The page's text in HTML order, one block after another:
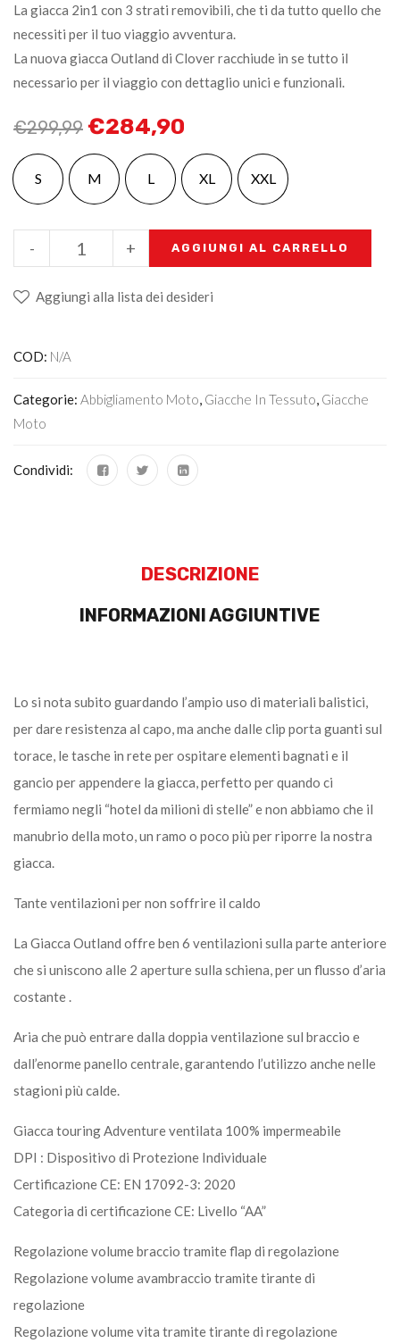
La giacca 2in1 con 3 strati removibili, che ti da tutto quello che
necessiti per il tuo viaggio avventura.
La nuova giacca Outland di Clover racchiude in se tutto il
necessario per il viaggio con dettaglio unici e funzionali.
€299,99 €284,90
S M L XL XXL
+
- AGGIUNGI AL CARRELLO
Aggiungi alla lista dei desideri
COD: N/A
Categorie: Abbigliamento Moto, Giacche In Tessuto, Giacche
Moto
Condividi:
DESCRIZIONE
INFORMAZIONI AGGIUNTIVE
Lo si nota subito guardando l’ampio uso di materiali balistici,
per dare resistenza al capo, ma anche dalle clip porta guanti sul
torace, le tasche in rete per ospitare elementi bagnati e il
gancio per appendere la giacca, perfetto per quando ci
fermiamo negli “hotel da milioni di stelle” e non abbiamo che il
manubrio della moto, un ramo o poco più per riporre la nostra
giacca.
Tante ventilazioni per non soffrire il caldo
La Giacca Outland offre ben 6 ventilazioni sulla parte anteriore
che si uniscono alle 2 aperture sulla schiena, per un flusso d’aria
costante .
Aria che può entrare dalla doppia ventilazione sul braccio e
dall’enorme panello centrale, garantendo l’utilizzo anche nelle
stagioni più calde.
Giacca touring Adventure ventilata 100% impermeabile
DPI : Dispositivo di Protezione Individuale
Certificazione CE: EN 17092-3: 2020
Categoria di certificazione CE: Livello “AA”
Regolazione volume braccio tramite flap di regolazione
Regolazione volume avambraccio tramite tirante di
regolazione
Regolazione volume vita tramite tirante di regolazione